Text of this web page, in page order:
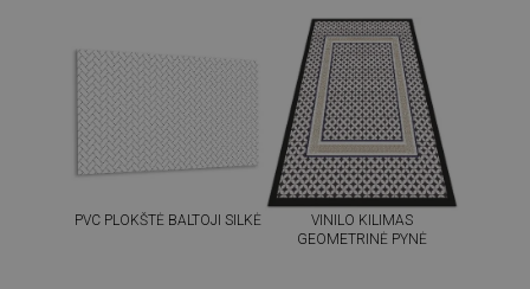
PVC PLOKŠTĖ BALTOJI SILKĖ
VINILO KILIMAS
GEOMETRINĖ PYNĖ